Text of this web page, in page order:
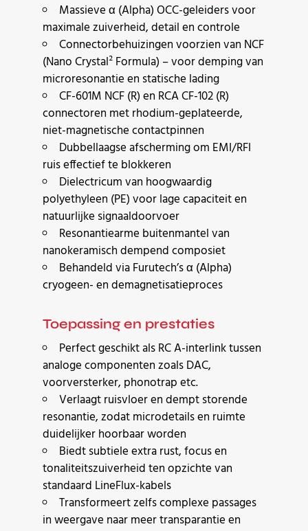
Massieve α (Alpha) OCC-geleiders voor
maximale zuiverheid, detail en controle
Connectorbehuizingen voorzien van NCF
(Nano Crystal² Formula) – voor demping van
microresonantie en statische lading
CF-601M NCF (R) en RCA CF-102 (R)
connectoren met rhodium-geplateerde,
niet-magnetische contactpinnen
Dubbellaagse afscherming om EMI/RFI
ruis effectief te blokkeren
Dielectricum van hoogwaardig
polyethyleen (PE) voor lage capaciteit en
natuurlijke signaaldoorvoer
Resonantiearme buitenmantel van
nanokeramisch dempend composiet
Behandeld via Furutech’s α (Alpha)
cryogeen- en demagnetisatieproces
Toepassing en prestaties
Perfect geschikt als RC A-interlink tussen
analoge componenten zoals DAC,
voorversterker, phonotrap etc.
Verlaagt ruisvloer en dempt storende
resonantie, zodat microdetails en ruimte
duidelijker hoorbaar worden
Biedt subtiele extra rust, focus en
tonaliteitszuiverheid ten opzichte van
standaard LineFlux-kabels
Transformeert zelfs complexe passages
in weergave naar meer transparantie en